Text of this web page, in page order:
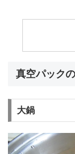
真空パック
大鍋